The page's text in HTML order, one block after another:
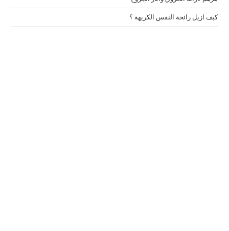
كيف ازيل رائحة النفس الكريهة ؟